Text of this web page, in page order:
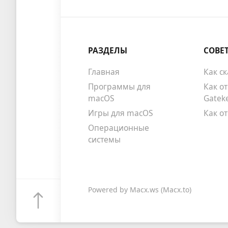
РАЗДЕЛЫ
Главная
Программы для
macOS
Игры для macOS
Операционные
системы
Как
Как
Как
Powered by Macx.ws (Macx.to)